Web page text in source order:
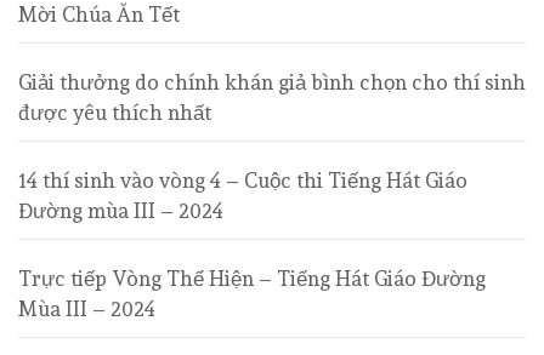
Mời Chúa Ăn Tết
Giải thưởng do chính khán giả bình chọn cho thí sinh
được yêu thích nhất
14 thí sinh vào vòng 4 – Cuộc thi Tiếng Hát Giáo
Đường mùa III – 2024
Trực tiếp Vòng Thể Hiện – Tiếng Hát Giáo Đường
Mùa III – 2024